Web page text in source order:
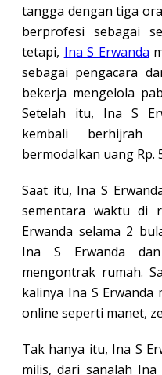
tangga dengan tiga
berprofesi sebagai
tetapi, Ina S Erwanda
sebagai pengacara
bekerja mengelola
Setelah itu, Ina S
kembali berhijrah
bermodalkan uang Rp.
Saat itu, Ina S
sementara waktu di
Erwanda selama 2
Ina S Erwanda
mengontrak rumah.
kalinya Ina S
online seperti manet,
Tak hanya itu, Ina S
milis, dari sanalah Ina